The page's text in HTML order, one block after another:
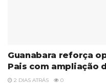
Guanabara reforça
Pais com ampliação
2 DIAS ATRÁS 0